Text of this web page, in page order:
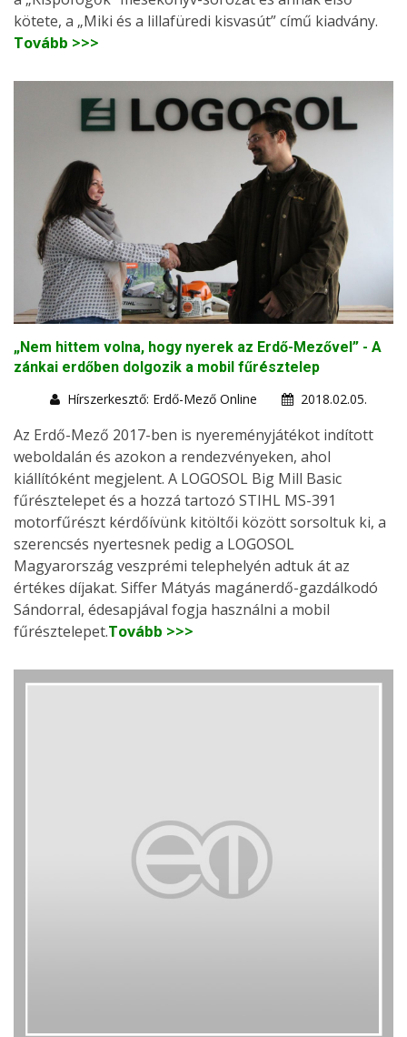
kötete, a „Miki és a lillafüredi kisvasút” című kiadvány.
Tovább >>>
„Nem hittem volna, hogy nyerek az Erdő-Mezővel” - A
zánkai erdőben dolgozik a mobil fűrésztelep
Hírszerkesztő: Erdő-Mező Online
2018.02.05.
Az Erdő-Mező 2017-ben is nyereményjátékot indított
weboldalán és azokon a rendezvényeken, ahol
kiállítóként megjelent. A LOGOSOL Big Mill Basic
fűrésztelepet és a hozzá tartozó STIHL MS-391
motorfűrészt kérdőívünk kitöltői között sorsoltuk ki, a
szerencsés nyertesnek pedig a LOGOSOL
Magyarország veszprémi telephelyén adtuk át az
értékes díjakat. Siffer Mátyás magánerdő-gazdálkodó
Sándorral, édesapjával fogja használni a mobil
fűrésztelepet.Tovább >>>